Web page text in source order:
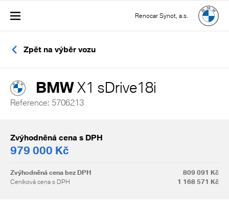
Renocar Synot, a.s.
Zpět na výběr vozu
BMWX1 sDrive18i
Reference: 5706213
Zvýhodněná cena s DPH
979 000 Kč
Zvýhodněná cena bez DPH
809 091 Kč
Ceníková cena s DPH
1 168 571 Kč